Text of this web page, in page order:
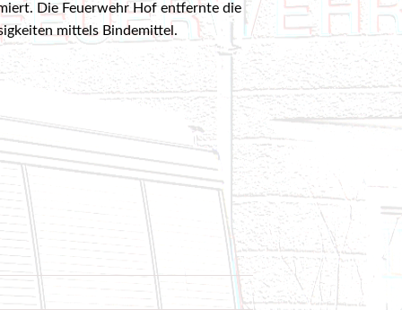
2017
2 | Saunabrand- 22.09.2017
3 | Wohnungsbrand - 09.06.2017
3 | Hydr. Rettungsgerät und Fahrzeugbrand- 23.05.2017
Rettungsgerät - 12.05.2017
2 | Ölsperre - 07.04.2017
- 01.04.2017
Die Feuerwehr Hof entfernte die
mittels Bindemittel.